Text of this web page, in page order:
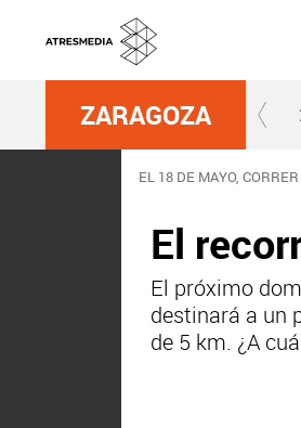
ZARAGOZA
EL 18 DE MAYO,
El
El próximo
destinará a un
de 5 km. ¿A